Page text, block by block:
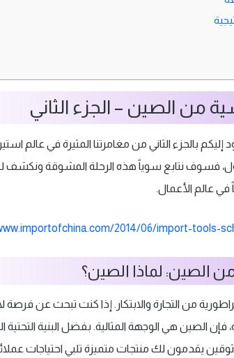
من الصين – الجزء الثاني
بالجزء الثاني من مغامرتنا المثيرة في عالم
فسوف نتابع سوياً هذه الرحلة المشوقة ونكشف
في عالم الأعمال.
2014/06/import-tools-
الصين: لماذا الصين؟
من التجارة والابتكار. إذا كنت تبحث عن فرصة
الصين هي الوجهة المثالية. بفضل البنية التحتية
يقدمون لك منتجات متميزة تلبي احتياجات